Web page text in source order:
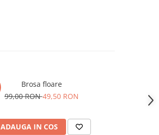
Brosa floare
99,00 RON49,50 RON
ADAUGA IN COS